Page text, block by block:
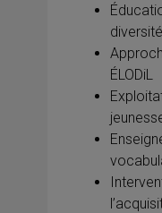
ÉLODiL